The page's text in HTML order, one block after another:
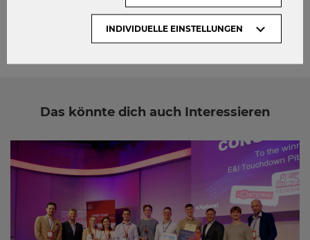
Das könnte dich auch Interessieren
INDIVIDUELLE EINSTELLUNGEN